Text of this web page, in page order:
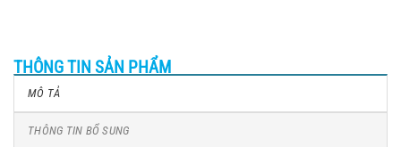
THÔNG TIN SẢN PHẨM
MÔ TẢ
THÔNG TIN BỔ SUNG